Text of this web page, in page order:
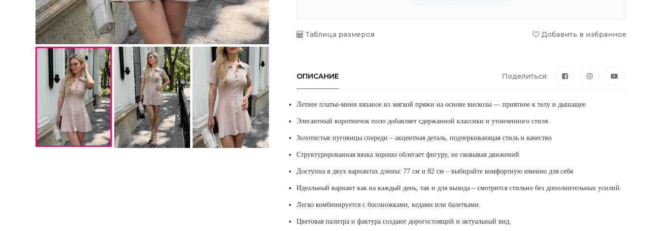
Таблица размеров Добавить в избранное
ОПИСАНИЕ Поделиться:
Летнее платье-мини вязаное из мягкой пряжи на основе вискозы — приятное к телу и дышащее
Элегантный воротничок поло добавляет сдержанной классики и утонченного стиля.
Золотистые пуговицы спереди – акцентная деталь, подчеркивающая стиль и качество
Структурированная вязка хорошо облегает фигуру, не сковывая движений
Доступна в двух вариантах длины: 77 см и 82 см – выбирайте комфортную именно для себя
Идеальный вариант как на каждый день, так и для выхода – смотрится стильно без дополнительных усилий.
Легко комбинируется с босоножками, кедами или балетками.
Цветовая палитра и фактура создают дорогостоящий и актуальный вид.